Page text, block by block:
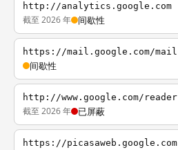
http://analytics.google.com
截至 2026 年 间歇性
https://mail.google.com/mail
间歇性
http://www.google.com/reader
截至 2026 年 已屏蔽
https://picasaweb.google.com